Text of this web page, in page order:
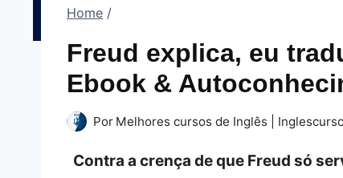
Home /
Freud explica, eu
Ebook &
Por Melhores cursos de Inglês |
Contra a crença de que Freud só